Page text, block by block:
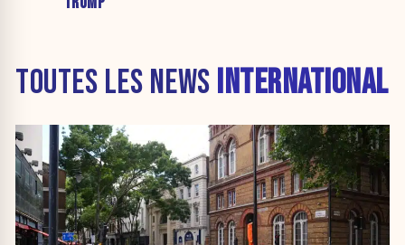
TOUTES LES NEWS INTERNATIONAL